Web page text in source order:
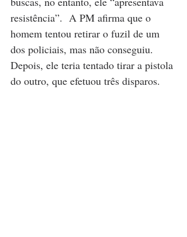
resistência”.  A PM afirma que o
homem tentou retirar o fuzil de um
dos policiais, mas não conseguiu.
Depois, ele teria tentado tirar a pistola
do outro, que efetuou três disparos.